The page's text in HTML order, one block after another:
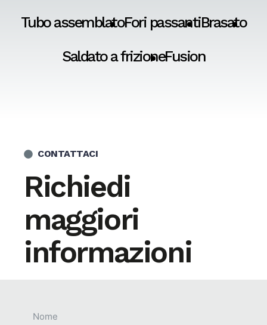
Tubo assemblatoFori passantiBrasato
Saldato a frizioneFusion
CONTATTACI
Richiedi
maggiori
informazioni